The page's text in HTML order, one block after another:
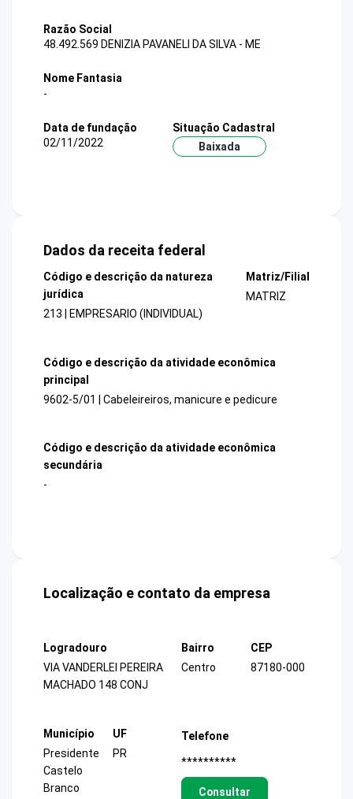
Razão Social
48.492.569 DENIZIA PAVANELI DA SILVA - ME
Nome Fantasia
-
Data de fundação
02/11/2022
Situação Cadastral
Baixada
Dados da receita federal
Código e descrição da natureza
jurídica
213 | EMPRESARIO (INDIVIDUAL)
Matriz/Filial
MATRIZ
Código e descrição da atividade econômica
principal
9602-5/01 | Cabeleireiros, manicure e pedicure
Código e descrição da atividade econômica
secundária
-
Localização e contato da empresa
Logradouro
VIA VANDERLEI PEREIRA
MACHADO 148 CONJ
Bairro
Centro
CEP
87180-000
Município
Presidente
Castelo
Branco
UF
PR
Telefone
**********
Consultar